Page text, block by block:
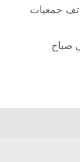
جمعيات
صباح